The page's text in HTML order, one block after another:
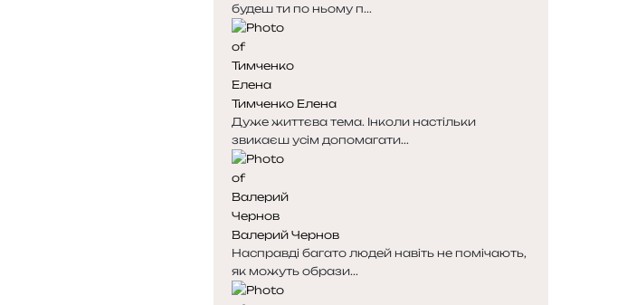
будеш ти по ньому п...
Тимченко Елена
Дуже життєва тема. Інколи настільки
звикаєш усім допомагати...
Валерий Чернов
Насправді багато людей навіть не помічають,
як можуть образи...